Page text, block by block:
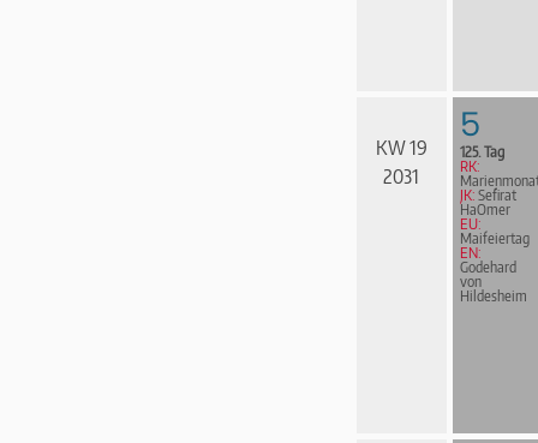
KW 19
2031
5
125. Tag
RK:
JK: Sefirat
HaOmer
EU:
Maifeiertag
EN:
Godehard
von
Hildesheim